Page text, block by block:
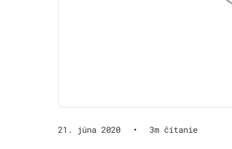
21. júna 2020 • 3m čítanie